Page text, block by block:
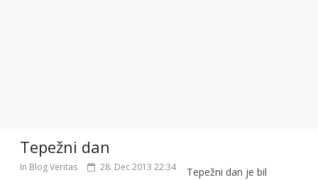
Tepežni dan
In Blog Veritas 28. Dec 2013 22:34
Tepežni dan je bil